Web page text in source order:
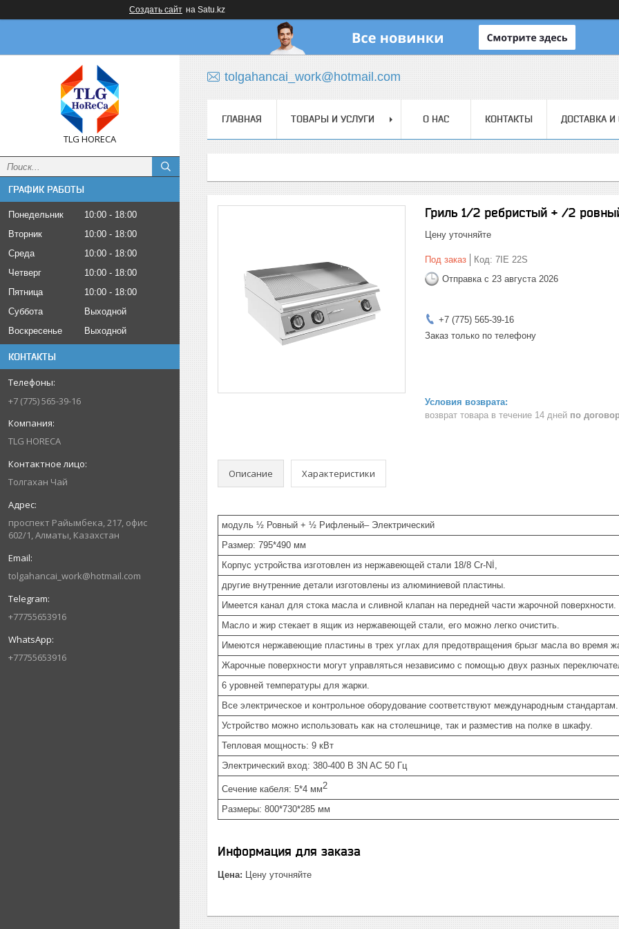
Создать сайт на Satu.kz
TLG HORECA
ГРАФИК РАБОТЫ
Понедельник 10:00
18:00
Вторник
10:00
18:00
Среда
10:00
18:00
Четверг
10:00
18:00
Пятница
10:00
18:00
Суббота
Выходной
Воскресенье
Выходной
КОНТАКТЫ
+7 (775) 565-39-16
TLG HORECA
Толгахан Чай
проспект Райымбека, 217, офис
602/1, Алматы, Казахстан
tolgahancai_work@hotmail.com
+77755653916
+77755653916
tolgahancai_work@hotmail.com
ГЛАВНАЯ ТОВАРЫ И УСЛУГИ О НАС КОНТАКТЫ ДОСТАВКА И
Гриль 1/2 ребристый + /2
Цену уточняйте
Под заказ Код: 7IE 22S
Отправка с 23 августа 2026
+7 (775) 565-39-16
Заказ только по телефону
возврат товара в течение 14 дней по
Описание Характеристики
модуль ½ Ровный + ½ Рифленый– Электрический
Размер: 795*490 мм
Корпус устройства изготовлен из нержавеющей стали 18/8 Cr-Nİ,
другие внутренние детали изготовлены из алюминиевой пластины.
Имеется канал для стока масла и сливной клапан на передней части жарочной поверхности.
Масло и жир стекает в ящик из нержавеющей стали, его можно легко очистить.
Имеются нержавеющие пластины в трех углах для предотвращения брызг масла во время
Жарочные поверхности могут управляться независимо с помощью двух разных
6 уровней температуры для жарки.
Все электрическое и контрольное оборудование соответствуют международным стандартам.
Устройство можно использовать как на столешнице, так и разместив на полке в шкафу.
Тепловая мощность: 9 кВт
Электрический вход: 380-400 В 3N AC 50 Гц
Сечение кабеля: 5*4 мм2
Размеры: 800*730*285 мм
Информация для заказа
Цена: Цену уточняйте